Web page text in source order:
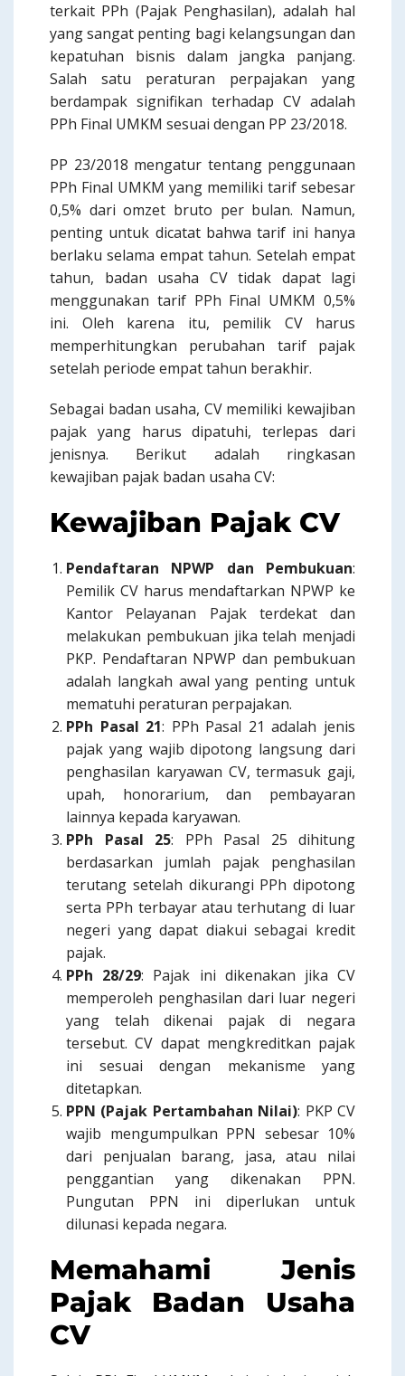
terkait PPh (Pajak Penghasilan), adalah hal
yang sangat penting bagi kelangsungan dan
kepatuhan bisnis dalam jangka panjang.
Salah satu peraturan perpajakan yang
berdampak signifikan terhadap CV adalah
PPh Final UMKM sesuai dengan PP 23/2018.
PP 23/2018 mengatur tentang penggunaan
PPh Final UMKM yang memiliki tarif sebesar
0,5% dari omzet bruto per bulan. Namun,
penting untuk dicatat bahwa tarif ini hanya
berlaku selama empat tahun. Setelah empat
tahun, badan usaha CV tidak dapat lagi
menggunakan tarif PPh Final UMKM 0,5%
ini. Oleh karena itu, pemilik CV harus
memperhitungkan perubahan tarif pajak
setelah periode empat tahun berakhir.
Sebagai badan usaha, CV memiliki kewajiban
pajak yang harus dipatuhi, terlepas dari
jenisnya. Berikut adalah ringkasan
kewajiban pajak badan usaha CV:
Kewajiban Pajak CV
Pendaftaran NPWP dan Pembukuan:
Pemilik CV harus mendaftarkan NPWP ke
Kantor Pelayanan Pajak terdekat dan
melakukan pembukuan jika telah menjadi
PKP. Pendaftaran NPWP dan pembukuan
adalah langkah awal yang penting untuk
mematuhi peraturan perpajakan.
PPh Pasal 21: PPh Pasal 21 adalah jenis
pajak yang wajib dipotong langsung dari
penghasilan karyawan CV, termasuk gaji,
upah, honorarium, dan pembayaran
lainnya kepada karyawan.
PPh Pasal 25: PPh Pasal 25 dihitung
berdasarkan jumlah pajak penghasilan
terutang setelah dikurangi PPh dipotong
serta PPh terbayar atau terhutang di luar
negeri yang dapat diakui sebagai kredit
pajak.
PPh 28/29: Pajak ini dikenakan jika CV
memperoleh penghasilan dari luar negeri
yang telah dikenai pajak di negara
tersebut. CV dapat mengkreditkan pajak
ini sesuai dengan mekanisme yang
ditetapkan.
PPN (Pajak Pertambahan Nilai): PKP CV
wajib mengumpulkan PPN sebesar 10%
dari penjualan barang, jasa, atau nilai
penggantian yang dikenakan PPN.
Pungutan PPN ini diperlukan untuk
dilunasi kepada negara.
Memahami Jenis
Pajak Badan Usaha
CV